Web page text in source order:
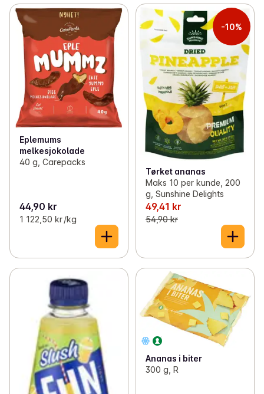
Eplemums
melkesjokolade
40 g, Carepacks
44,90 kr
1 122,50 kr /kg
-10%
Tørket ananas
Maks 10 per kunde, 200
g, Sunshine Delights
49,41 kr
54,90 kr
Ananas i biter
300 g, R